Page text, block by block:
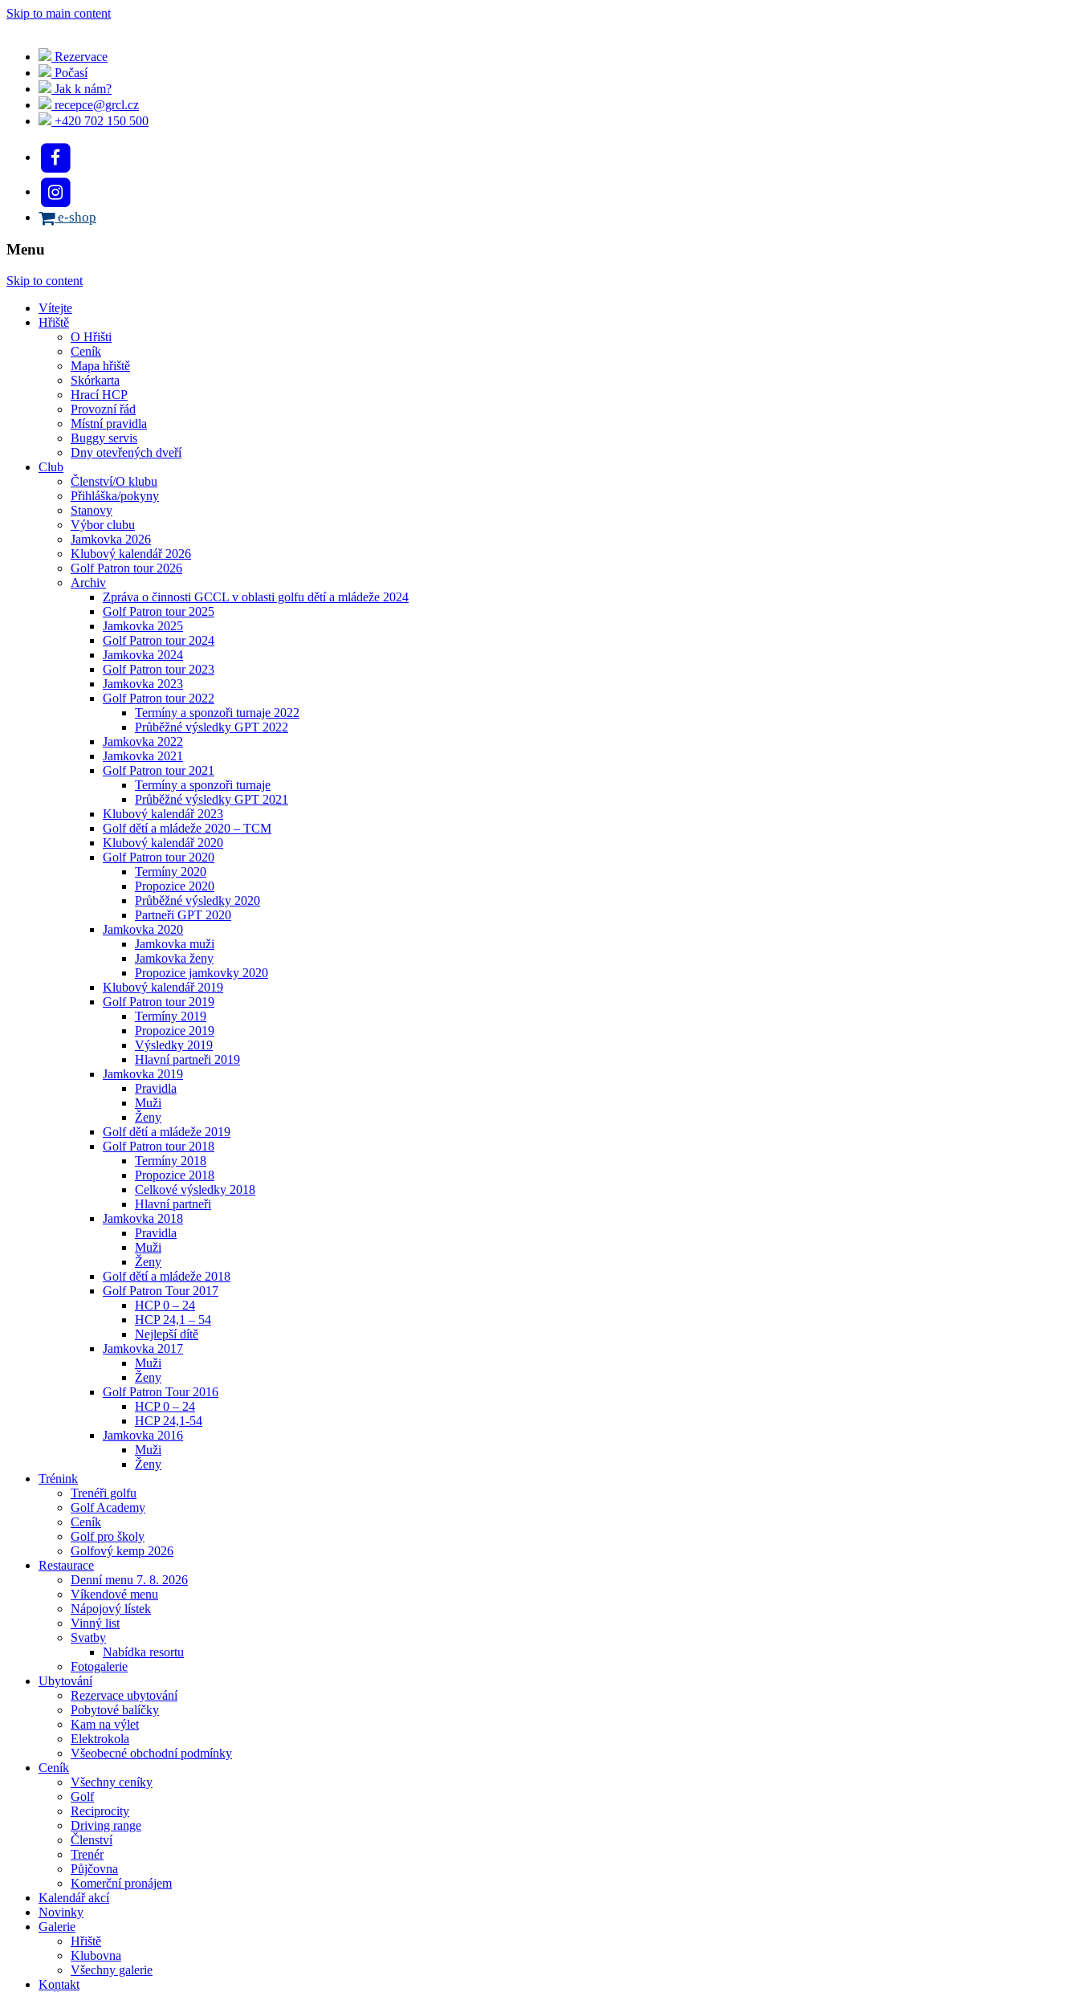
Skip to main content
Rezervace
Počasí
Jak k nám?
recepce@grcl.cz
+420 702 150 500
e-shop
Menu
Skip to content
Vítejte
Hřiště
O Hřišti
Ceník
Mapa hřiště
Skórkarta
Hrací HCP
Provozní řád
Místní pravidla
Buggy servis
Dny otevřených dveří
Club
Členství/O klubu
Přihláška/pokyny
Stanovy
Výbor clubu
Jamkovka 2026
Klubový kalendář 2026
Golf Patron tour 2026
Archiv
Zpráva o činnosti GCCL v oblasti golfu dětí a mládeže 2024
Golf Patron tour 2025
Jamkovka 2025
Golf Patron tour 2024
Jamkovka 2024
Golf Patron tour 2023
Jamkovka 2023
Golf Patron tour 2022
Termíny a sponzoři turnaje 2022
Průběžné výsledky GPT 2022
Jamkovka 2022
Jamkovka 2021
Golf Patron tour 2021
Termíny a sponzoři turnaje
Průběžné výsledky GPT 2021
Klubový kalendář 2023
Golf dětí a mládeže 2020 – TCM
Klubový kalendář 2020
Golf Patron tour 2020
Termíny 2020
Propozice 2020
Průběžné výsledky 2020
Partneři GPT 2020
Jamkovka 2020
Jamkovka muži
Jamkovka ženy
Propozice jamkovky 2020
Klubový kalendář 2019
Golf Patron tour 2019
Termíny 2019
Propozice 2019
Výsledky 2019
Hlavní partneři 2019
Jamkovka 2019
Pravidla
Muži
Ženy
Golf dětí a mládeže 2019
Golf Patron tour 2018
Termíny 2018
Propozice 2018
Celkové výsledky 2018
Hlavní partneři
Jamkovka 2018
Pravidla
Muži
Ženy
Golf dětí a mládeže 2018
Golf Patron Tour 2017
HCP 0 – 24
HCP 24,1 – 54
Nejlepší dítě
Jamkovka 2017
Muži
Ženy
Golf Patron Tour 2016
HCP 0 – 24
HCP 24,1-54
Jamkovka 2016
Muži
Ženy
Trénink
Trenéři golfu
Golf Academy
Ceník
Golf pro školy
Golfový kemp 2026
Restaurace
Denní menu 7. 8. 2026
Víkendové menu
Nápojový lístek
Vinný list
Svatby
Nabídka resortu
Fotogalerie
Ubytování
Rezervace ubytování
Pobytové balíčky
Kam na výlet
Elektrokola
Všeobecné obchodní podmínky
Ceník
Všechny ceníky
Golf
Reciprocity
Driving range
Členství
Trenér
Půjčovna
Komerční pronájem
Kalendář akcí
Novinky
Galerie
Hřiště
Klubovna
Všechny galerie
Kontakt